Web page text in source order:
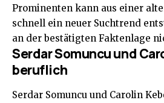
Prominenten kann aus einer
schnell ein neuer Suchtrend
an der bestätigten Faktenlage
Serdar Somuncu und
beruflich
Serdar Somuncu und Carolin